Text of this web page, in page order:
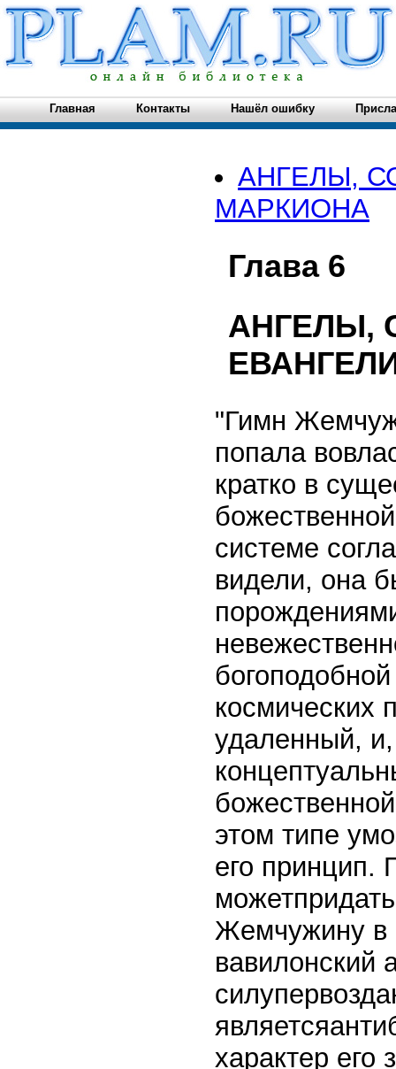
Главная Контакты Нашёл ошибку
АНГЕЛЫ,
МАРКИОНА
Глава 6
АНГЕЛЫ,
"Гимн
попала
кратко в
системе
видели, она
космических
удаленный,
этом типе
его принцип.
Жемчужину в
вавилонский
характер